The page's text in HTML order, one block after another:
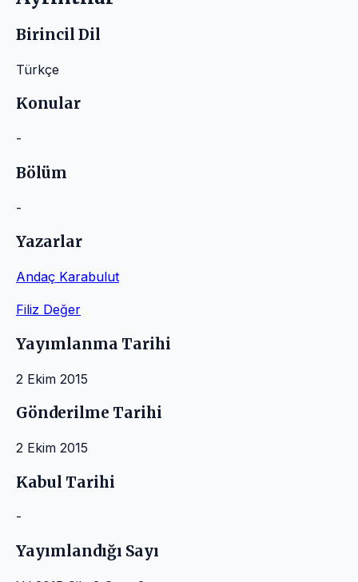
Birincil Dil
Türkçe
Konular
-
Bölüm
-
Yazarlar
Andaç Karabulut
Filiz Değer
Yayımlanma Tarihi
2 Ekim 2015
Gönderilme Tarihi
2 Ekim 2015
Kabul Tarihi
-
Yayımlandığı Sayı